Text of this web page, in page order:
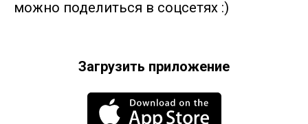
можно поделиться в соцсетях :)
Загрузить приложение